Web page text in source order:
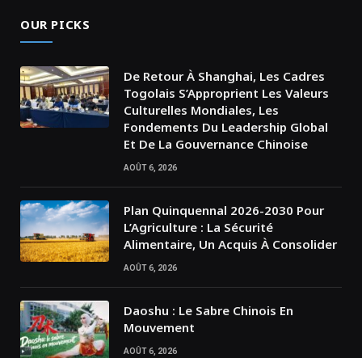
OUR PICKS
De Retour À Shanghai, Les Cadres
Togolais S’Approprient Les Valeurs
Culturelles Mondiales, Les
Fondements Du Leadership Global
Et De La Gouvernance Chinoise
AOÛT 6, 2026
Plan Quinquennal 2026-2030 Pour
L’Agriculture : La Sécurité
Alimentaire, Un Acquis À Consolider
AOÛT 6, 2026
Daoshu : Le Sabre Chinois En
Mouvement
AOÛT 6, 2026